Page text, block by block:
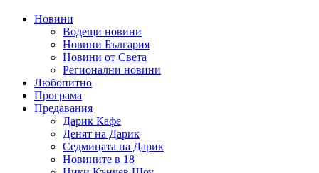
Новини
Водещи новини
Новини България
Новини от Света
Регионални новини
Любопитно
Програма
Предавания
Дарик Кафе
Денят на Дарик
Седмицата на Дарик
Новините в 18